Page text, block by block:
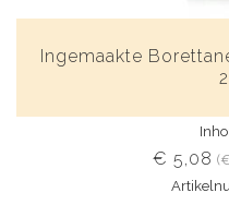
Ingemaakte
€ 5,08